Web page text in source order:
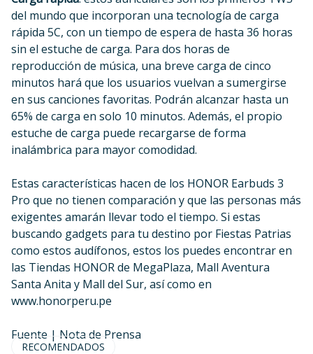
del mundo que incorporan una tecnología de carga
rápida 5C, con un tiempo de espera de hasta 36 horas
sin el estuche de carga. Para dos horas de
reproducción de música, una breve carga de cinco
minutos hará que los usuarios vuelvan a sumergirse
en sus canciones favoritas. Podrán alcanzar hasta un
65% de carga en solo 10 minutos. Además, el propio
estuche de carga puede recargarse de forma
inalámbrica para mayor comodidad.
Estas características hacen de los HONOR Earbuds 3
Pro que no tienen comparación y que las personas más
exigentes amarán llevar todo el tiempo. Si estas
buscando gadgets para tu destino por Fiestas Patrias
como estos audífonos, estos los puedes encontrar en
las Tiendas HONOR de MegaPlaza, Mall Aventura
Santa Anita y Mall del Sur, así como en
www.honorperu.pe
Fuente | Nota de Prensa
RECOMENDADOS